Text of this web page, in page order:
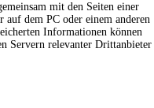
mit den Seiten einer
auf dem PC oder einem anderen
Informationen können
Servern relevanter Drittanbieter